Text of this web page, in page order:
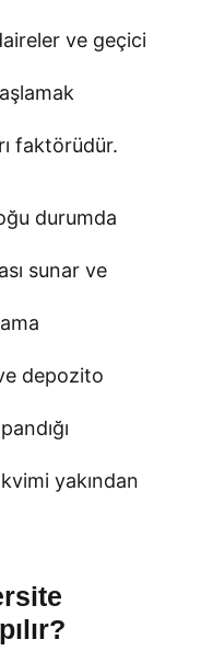
ve geçici
faktörüdür.
durumda
sunar ve
depozito
yakından